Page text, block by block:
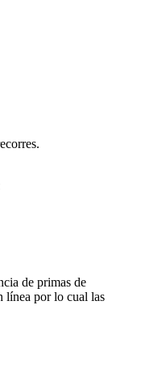
de primas de
línea por lo cual las